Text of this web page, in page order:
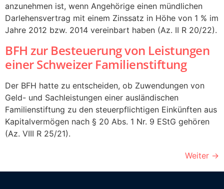
anzunehmen ist, wenn Angehörige einen mündlichen
Darlehensvertrag mit einem Zinssatz in Höhe von 1 % im
Jahre 2012 bzw. 2014 vereinbart haben (Az. II R 20/22).
BFH zur Besteuerung von Leistungen
einer Schweizer Familienstiftung
Der BFH hatte zu entscheiden, ob Zuwendungen von
Geld- und Sachleistungen einer ausländischen
Familienstiftung zu den steuerpflichtigen Einkünften aus
Kapitalvermögen nach § 20 Abs. 1 Nr. 9 EStG gehören
(Az. VIII R 25/21).
Weiter →